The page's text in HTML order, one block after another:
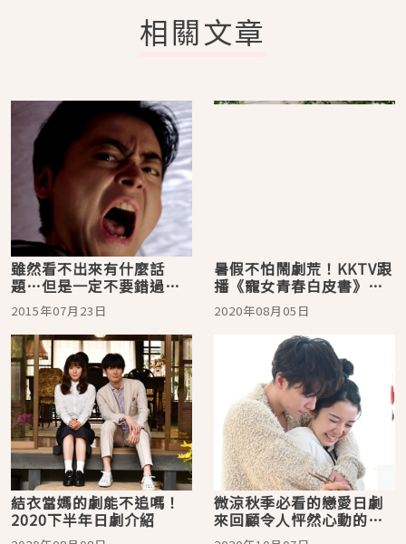
相關文章
雖然看不出來有什麼話
題…但是一定不要錯過看
山田孝之的最新『PS4』
廣告劇作~對蝙蝠俠那炸裂
般的愛!!
2015年07月23日
暑假不怕鬧劇荒！KKTV跟
播《寵女青春白皮書》、
《40萬公里彼方之戀》輕
鬆戀愛陪你消暑
2020年08月05日
結衣當媽的劇能不追嗎！
2020下半年日劇介紹
微涼秋季必看的戀愛日劇
來回顧令人怦然心動的
「背後抱」吧！